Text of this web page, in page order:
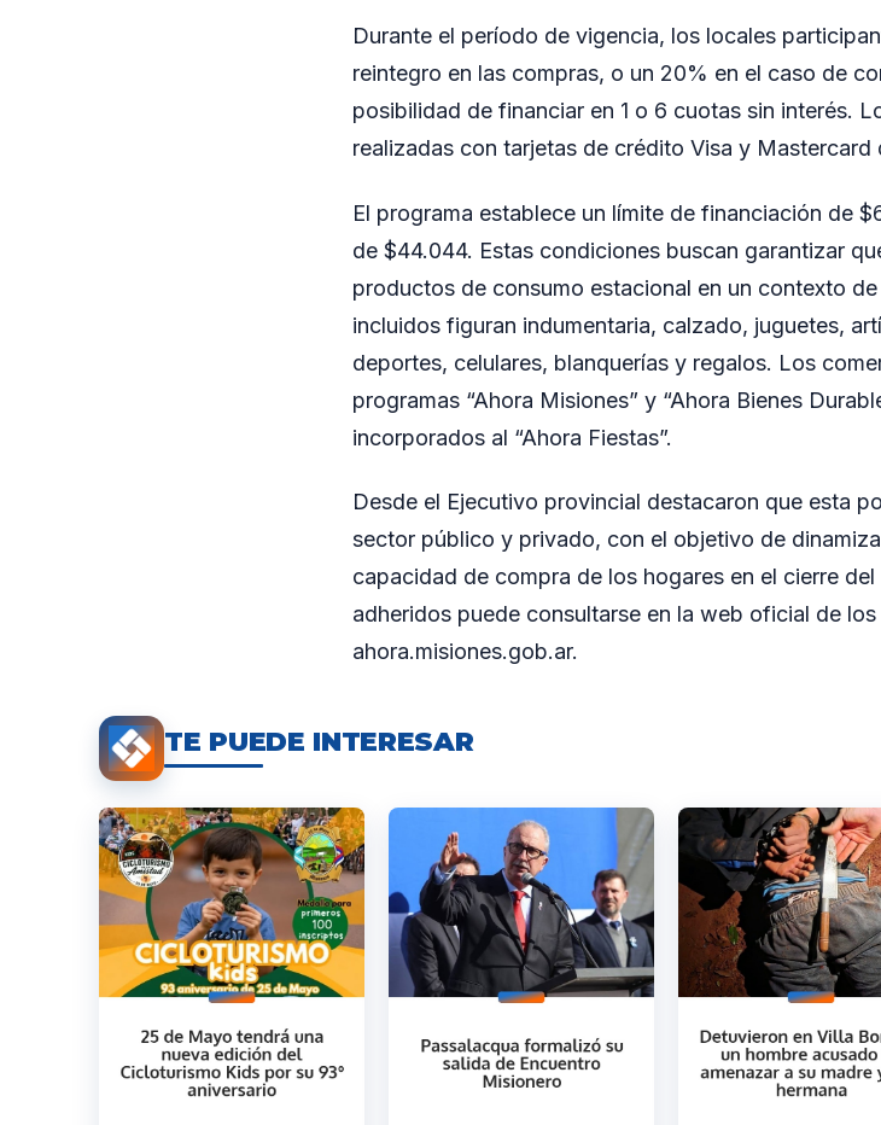
Durante el período de vigencia, los locales
reintegro en las compras, o un 20% en el caso de
posibilidad de financiar en 1 o 6 cuotas sin interés.
realizadas con tarjetas de crédito Visa y Mastercard
El programa establece un límite de financiación de
de $44.044. Estas condiciones buscan garantizar
productos de consumo estacional en un contexto
incluidos figuran indumentaria, calzado, juguetes,
deportes, celulares, blanquerías y regalos. Los
programas “Ahora Misiones” y “Ahora Bienes
incorporados al “Ahora Fiestas”.
Desde el Ejecutivo provincial destacaron que esta
sector público y privado, con el objetivo de
capacidad de compra de los hogares en el cierre
adheridos puede consultarse en la web oficial de
ahora.misiones.gob.ar.
TE PUEDE INTERESAR